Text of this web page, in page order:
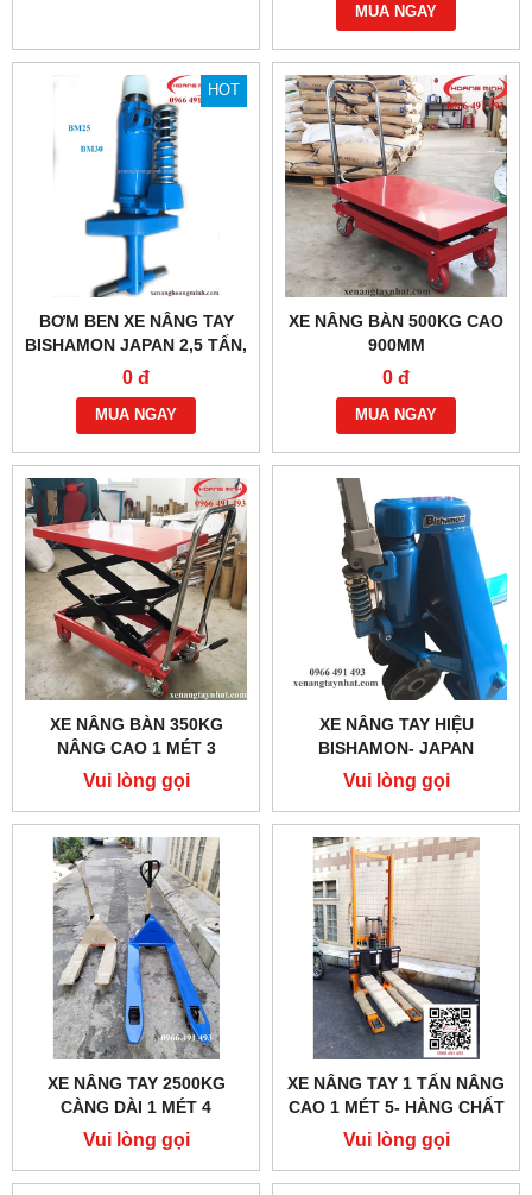
MUA NGAY
HOT
BƠM BEN XE NÂNG TAY
BISHAMON JAPAN 2,5 TẤN,
3 TẤN
0 đ
MUA NGAY
XE NÂNG BÀN 500KG CAO
900MM
0 đ
MUA NGAY
XE NÂNG BÀN 350KG
NÂNG CAO 1 MÉT 3
Vui lòng gọi
XE NÂNG TAY HIỆU
BISHAMON- JAPAN
Vui lòng gọi
XE NÂNG TAY 2500KG
CÀNG DÀI 1 MÉT 4
Vui lòng gọi
XE NÂNG TAY 1 TẤN NÂNG
CAO 1 MÉT 5- HÀNG CHẤT
LƯỢNG CAO
Vui lòng gọi